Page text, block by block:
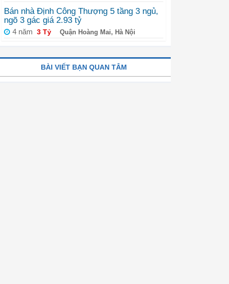
Bán nhà Định Công Thượng 5 tầng 3 ngủ,
ngõ 3 gác giá 2.93 tỷ
4 năm 3 Tỷ Quận Hoàng Mai, Hà Nội
BÀI VIẾT BẠN QUAN TÂM